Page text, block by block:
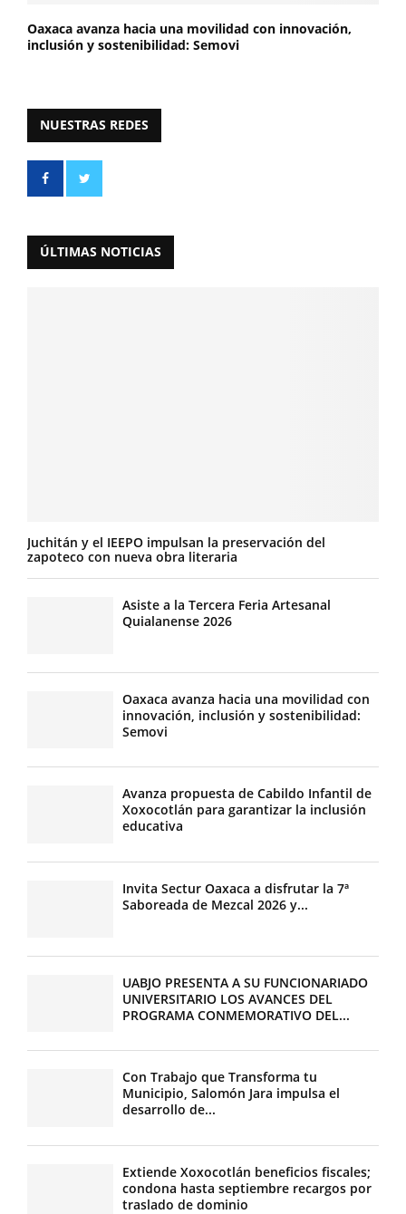
Oaxaca avanza hacia una movilidad con innovación,
inclusión y sostenibilidad: Semovi
NUESTRAS REDES
ÚLTIMAS NOTICIAS
Juchitán y el IEEPO impulsan la preservación del
zapoteco con nueva obra literaria
Asiste a la Tercera Feria Artesanal
Quialanense 2026
Oaxaca avanza hacia una movilidad con
innovación, inclusión y sostenibilidad:
Semovi
Avanza propuesta de Cabildo Infantil de
Xoxocotlán para garantizar la inclusión
educativa
Invita Sectur Oaxaca a disfrutar la 7ª
Saboreada de Mezcal 2026 y...
UABJO PRESENTA A SU FUNCIONARIADO
UNIVERSITARIO LOS AVANCES DEL
PROGRAMA CONMEMORATIVO DEL...
Con Trabajo que Transforma tu
Municipio, Salomón Jara impulsa el
desarrollo de...
Extiende Xoxocotlán beneficios fiscales;
condona hasta septiembre recargos por
traslado de dominio